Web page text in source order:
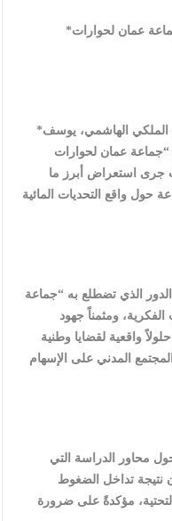
*رئيس الديوان الملكي يلتقي وفدا من “جماعة عمان لحوارات
*عمان 2 تموز 2026-* التقى رئيس الديوان الملكي الهاشمي، يوسف
عمان لحوارات
جرى استعراض أبرز ما
حول واقع التحديات المائية
الذي تضطلع به “جماعة
ومثمناً جهود
واقعية لقضايا وطنية
المدني على الإسهام
محاور الدراسة التي
نتيجة تداخل الضغوط
التحتية، مؤكدةً على ضرورة